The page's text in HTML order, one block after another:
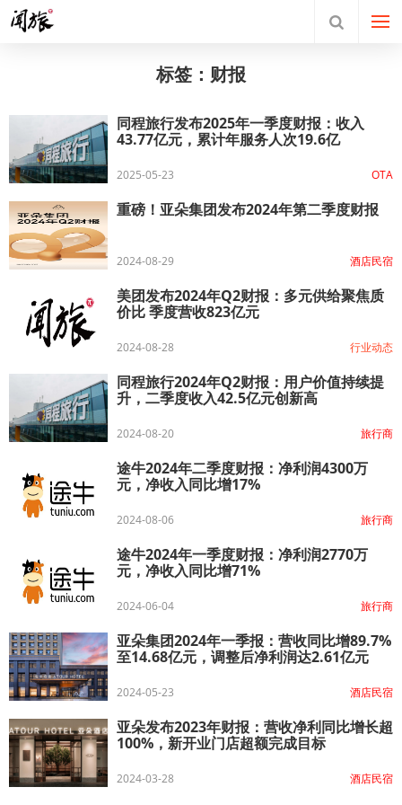
标签：财报
同程旅行发布2025年一季度财报：收入
43.77亿元，累计年服务人次19.6亿
2025-05-23 OTA
重磅！亚朵集团发布2024年第二季度财报
2024-08-29 酒店民宿
美团发布2024年Q2财报：多元供给聚焦质
价比 季度营收823亿元
2024-08-28 行业动态
同程旅行2024年Q2财报：用户价值持续提
升，二季度收入42.5亿元创新高
2024-08-20 旅行商
途牛2024年二季度财报：净利润4300万
元，净收入同比增17%
2024-08-06 旅行商
途牛2024年一季度财报：净利润2770万
元，净收入同比增71%
2024-06-04 旅行商
亚朵集团2024年一季报：营收同比增89.7%
至14.68亿元，调整后净利润达2.61亿元
2024-05-23 酒店民宿
亚朵发布2023年财报：营收净利同比增长超
100%，新开业门店超额完成目标
2024-03-28 酒店民宿